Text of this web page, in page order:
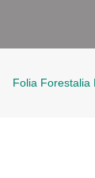
Folia Forestalia